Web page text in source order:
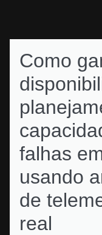
Como
falhas
usando
de
real